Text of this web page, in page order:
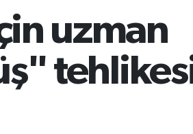
BİST100
13.799
%70
64.225,61
%-0.63
uzman